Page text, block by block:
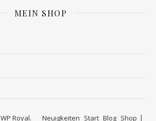
MEIN SHOP
Neuigkeiten Start Blog Shop
WP Royal.